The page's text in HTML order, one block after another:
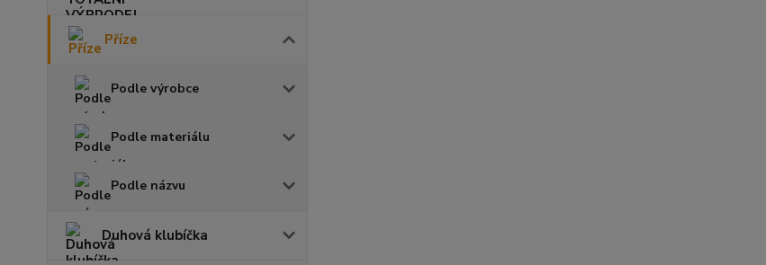
Příze
Podle výrobce
Podle materiálu
Podle názvu
Duhová klubíčka